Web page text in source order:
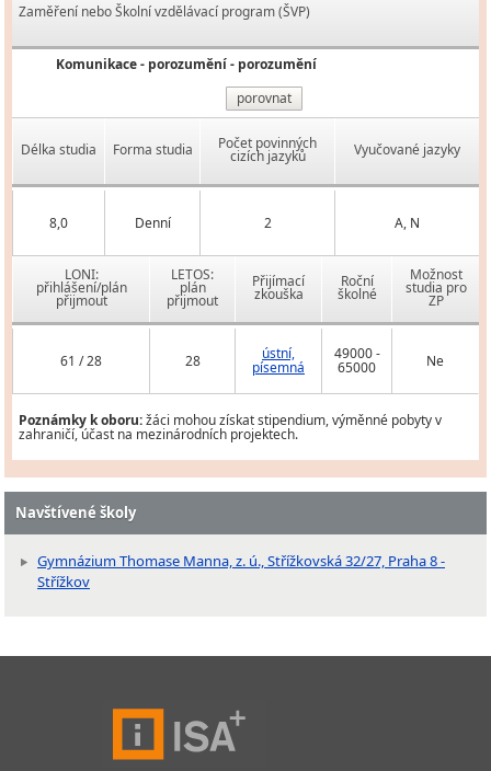
Zaměření nebo Školní vzdělávací program (ŠVP)
Komunikace - porozumění - porozumění
porovnat
Délka studia Forma studia Počet povinných
cizích jazyků Vyučované jazyky
8,0 Denní 2 A, N
LONI:
přihlášení/plán
přijmout
LETOS:
plán
přijmout
Přijímací
zkouška
Roční
školné
Možnost
studia pro
ZP
61 / 28 28 ústní,
písemná
49000 -
65000 Ne
Poznámky k oboru:žáci mohou získat stipendium, výměnné pobyty v
zahraničí, účast na mezinárodních projektech.
Navštívené školy
Gymnázium Thomase Manna, z. ú., Střížkovská 32/27, Praha 8 -
Střížkov